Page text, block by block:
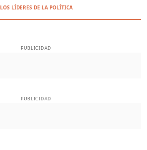
LOS LÍDERES DE LA POLÍTICA
PUBLICIDAD
PUBLICIDAD